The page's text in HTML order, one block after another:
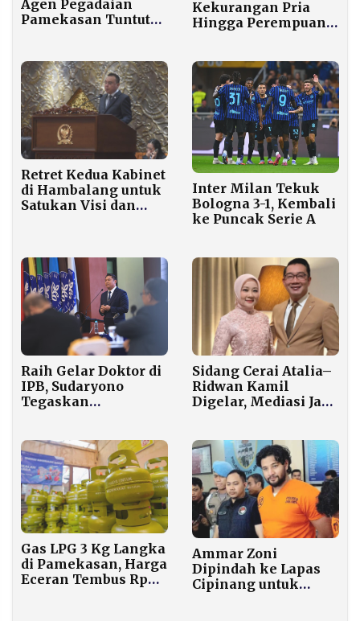
Agen Pegadaian
Pamekasan Tuntut
Tunggu Putusan
Pengadilan
Kekurangan Pria
Hingga Perempuan
Hour”
Retret Kedua Kabinet
di Hambalang untuk
Satukan Visi dan
Inter Milan Tekuk
Bologna 3-1, Kembali
ke Puncak Serie A
Raih Gelar Doktor di
IPB, Sudaryono
Tegaskan
Hadir untuk Rakyat
Sidang Cerai Atalia–
Ridwan Kamil
Digelar, Mediasi Jadi
Gas LPG 3 Kg Langka
di Pamekasan, Harga
Eceran Tembus Rp
Ammar Zoni
Dipindah ke Lapas
Cipinang untuk